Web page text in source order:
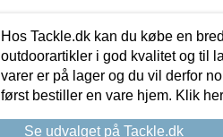
Hos Tackle.dk kan du købe en
outdoorartikler i god kvalitet og til
varer er på lager og du vil derfor
først bestiller en vare hjem. Klik
Se udvalget på Tackle.dk